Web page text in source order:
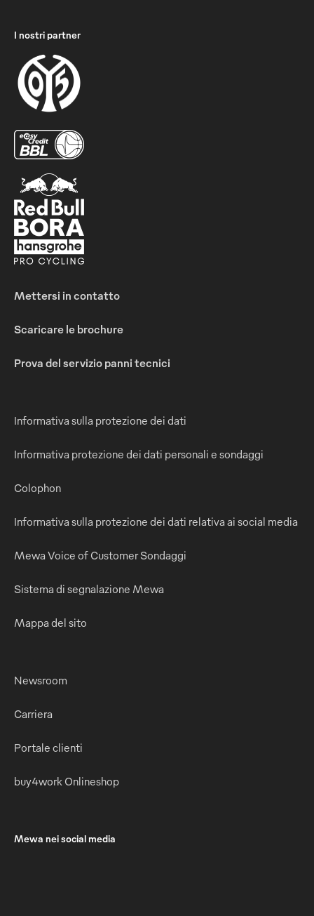
I nostri partner
Mettersi in contatto
Scaricare le brochure
Prova del servizio panni tecnici
Informativa sulla protezione dei dati
Informativa protezione dei dati personali e sondaggi
Colophon
Informativa sulla protezione dei dati relativa ai social media
Mewa Voice of Customer Sondaggi
Sistema di segnalazione Mewa
Mappa del sito
Newsroom
Carriera
Portale clienti
buy4work Onlineshop
Mewa nei social media